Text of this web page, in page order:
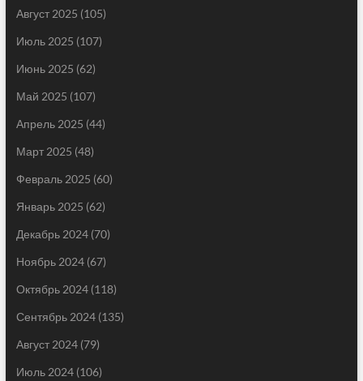
Август 2025 (105)
Июль 2025 (107)
Июнь 2025 (62)
Май 2025 (107)
Апрель 2025 (44)
Март 2025 (48)
Февраль 2025 (60)
Январь 2025 (62)
Декабрь 2024(70)
Ноябрь 2024(67)
Октябрь 2024(118)
Сентябрь 2024(135)
Август 2024(79)
Июль 2024(106)